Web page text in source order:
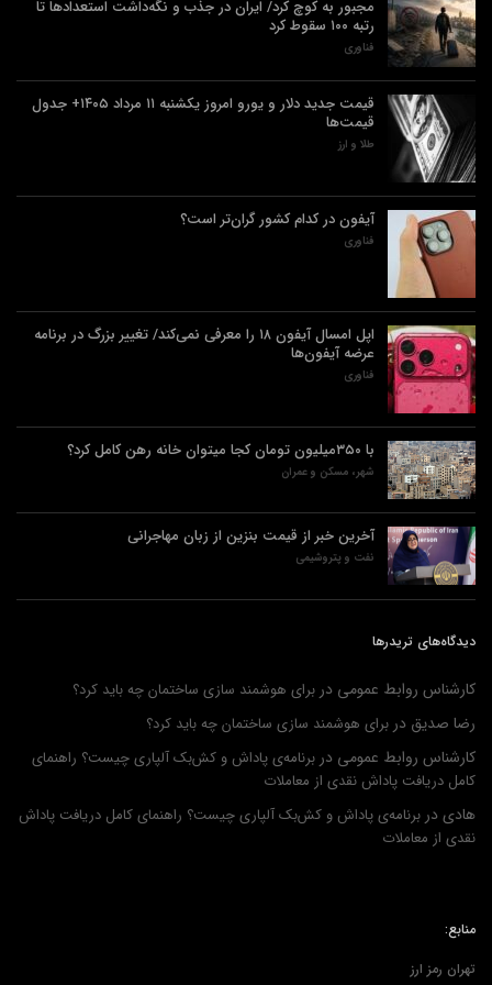
مجبور به کوچ کرد/ ایران در جذب و نگه‌داشت استعدادها تا
رتبه ۱۰۰ سقوط کرد
فناوری
قیمت جدید دلار و یورو امروز یکشنبه ۱۱ مرداد ۱۴۰۵+ جدول
قیمت‌ها
طلا و ارز
آیفون در کدام کشور گران‌تر است؟
فناوری
اپل امسال آیفون ۱۸ را معرفی نمی‌کند/ تغییر بزرگ در برنامه
عرضه آیفون‌ها
فناوری
با ۳۵۰میلیون تومان کجا میتوان خانه رهن کامل کرد؟
شهر، مسکن و عمران
آخرین خبر از قیمت بنزین از زبان مهاجرانی
نفت و پتروشیمی
دیدگاه‌های تریدرها
کارشناس روابط عمومی در برای هوشمند سازی ساختمان چه باید کرد؟
رضا صدیق در برای هوشمند سازی ساختمان چه باید کرد؟
کارشناس روابط عمومی در برنامه‌ی پاداش و کش‌بک آلپاری چیست؟ راهنمای
کامل دریافت پاداش نقدی از معاملات
هادی در برنامه‌ی پاداش و کش‌بک آلپاری چیست؟ راهنمای کامل دریافت پاداش
نقدی از معاملات
منابع:
تهران رمز ارز